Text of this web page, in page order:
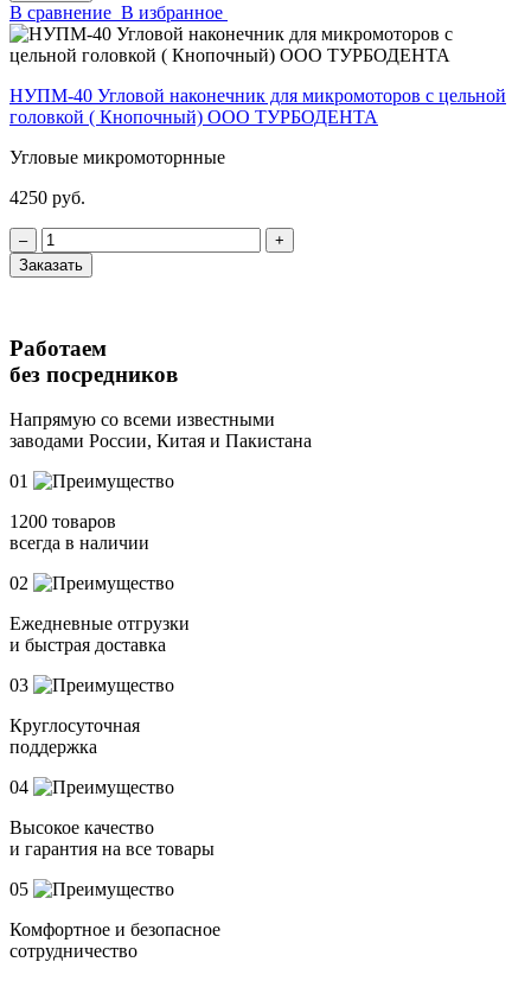
В сравнение В избранное
НУПМ-40 Угловой наконечник для микромоторов с цельной
головкой ( Кнопочный) ООО ТУРБОДЕНТА
Угловые микромоторнные
4250 руб.
‒
+
Заказать
Работаем
без посредников
Напрямую со всеми известными
заводами России, Китая и Пакистана
01
1200 товаров
всегда в наличии
02
Ежедневные отгрузки
и быстрая доставка
03
Круглосуточная
поддержка
04
Высокое качество
и гарантия на все товары
05
Комфортное и безопасное
сотрудничество